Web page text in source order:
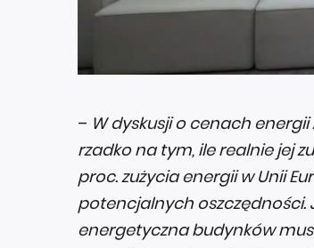
– W dyskusji o cenach
rzadko na tym, ile realnie jej
proc. zużycia energii w Unii
potencjalnych
energetyczna budynków